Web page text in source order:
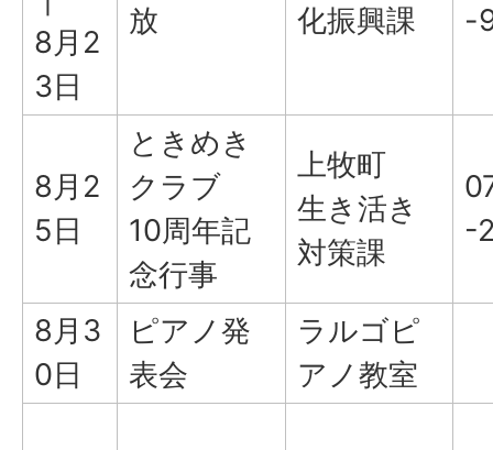
8月2
3日
放
化振興課
-
8月2
5日
ときめき
クラブ
10周年記
念行事
上牧町
生き活き
対策課
-
8月3
0日
ピアノ発
表会
ラルゴピ
アノ教室